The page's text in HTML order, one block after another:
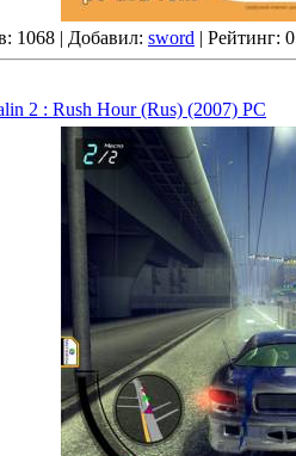
1068 | Добавил: sword | Рейтинг:
2 : Rush Hour (Rus) (2007) PC